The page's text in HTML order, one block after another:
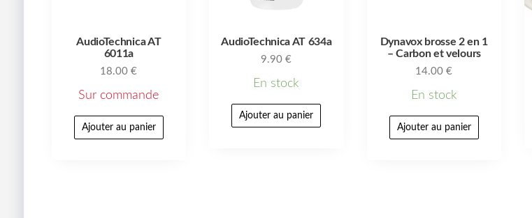
AudioTechnica AT
6011a
18.00€
Sur commande
Ajouter au panier
AudioTechnica AT 634a
9.90€
En stock
Ajouter au panier
Dynavox brosse 2 en 1
– Carbon et velours
14.00€
En stock
Ajouter au panier